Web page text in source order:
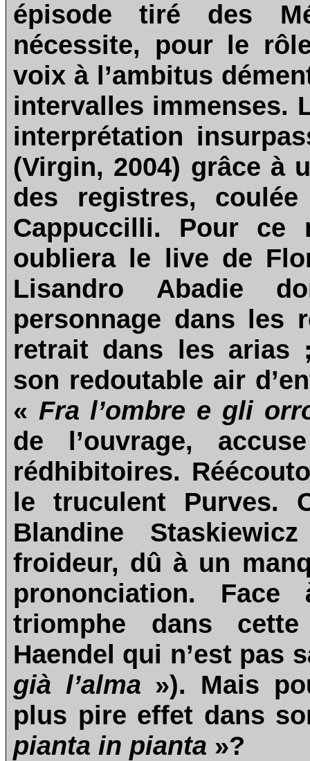
épisode tiré des
nécessite, pour le
voix à l’ambitus
intervalles immenses.
interprétation
(Virgin, 2004) grâce à
des registres,
Cappuccilli. Pour ce
oubliera le live de
Lisandro Abadie
personnage dans les
retrait dans les arias
son redoutable air
« Fra l’ombre e gli
de l’ouvrage,
rédhibitoires.
le truculent Purves.
Blandine
froideur, dû à un
prononciation.
triomphe dans
Haendel qui n’est pas
già l’alma »). Mais
plus pire effet dans
pianta in pianta »?